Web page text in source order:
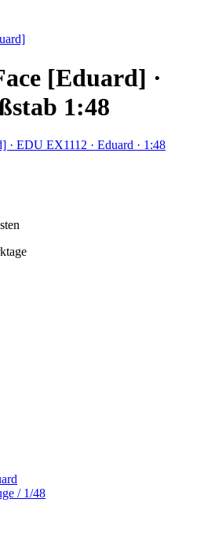
[Eduard] ·
1:48
/ 1/48